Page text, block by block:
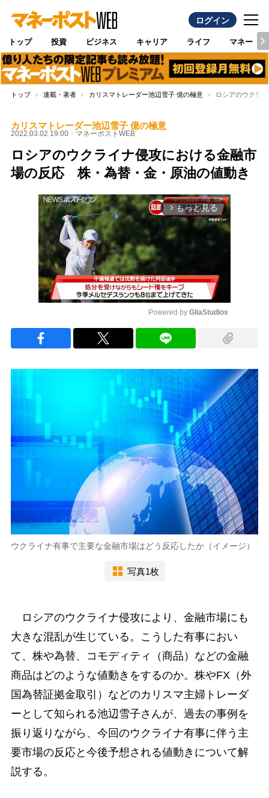
ログイン
トップ 投資 ビジネス キャリア ライフ マネー
トップ 連載・著者 カリスマトレーダー池辺雪子 億の極意 ロシアのウクラ
カリスマトレーダー池辺雪子 億の極意
2022.03.02 19:00 マネーポストWEB
ロシアのウクライナ侵攻における金融市
場の反応 株・為替・金・原油の値動き
arrow_forward_ios もっと見る
Powered by GliaStudios
ウクライナ有事で主要な金融市場はどう反応したか（イメージ）
写真1枚
ロシアのウクライナ侵攻により、金融市場にも
大きな混乱が生じている。こうした有事におい
て、株や為替、コモディティ（商品）などの金融
商品はどのような値動きをするのか。株やFX（外
国為替証拠金取引）などのカリスマ主婦トレーダ
ーとして知られる池辺雪子さんが、過去の事例を
振り返りながら、今回のウクライナ有事に伴う主
要市場の反応と今後予想される値動きについて解
説する。